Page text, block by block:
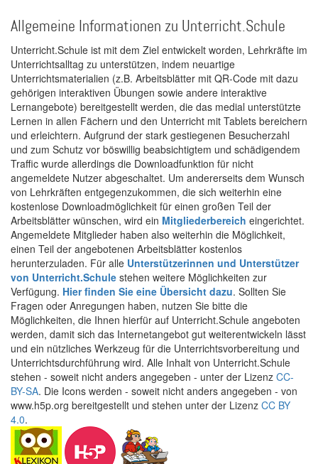
Allgemeine Informationen zu Unterricht.Schule
Unterricht.Schule ist mit dem Ziel entwickelt worden, Lehrkräfte im
Unterrichtsalltag zu unterstützen, indem neuartige
Unterrichtsmaterialien (z.B. Arbeitsblätter mit QR-Code mit dazu
gehörigen interaktiven Übungen sowie andere interaktive
Lernangebote) bereitgestellt werden, die das medial unterstützte
Lernen in allen Fächern und den Unterricht mit Tablets bereichern
und erleichtern. Aufgrund der stark gestiegenen Besucherzahl
und zum Schutz vor böswillig beabsichtigtem und schädigendem
Traffic wurde allerdings die Downloadfunktion für nicht
angemeldete Nutzer abgeschaltet. Um andererseits dem Wunsch
von Lehrkräften entgegenzukommen, die sich weiterhin eine
kostenlose Downloadmöglichkeit für einen großen Teil der
Arbeitsblätter wünschen, wird ein Mitgliederbereich eingerichtet.
Angemeldete Mitglieder haben also weiterhin die Möglichkeit,
einen Teil der angebotenen Arbeitsblätter kostenlos
herunterzuladen. Für alle Unterstützerinnen und Unterstützer
von Unterricht.Schule stehen weitere Möglichkeiten zur
Verfügung. Hier finden Sie eine Übersicht dazu. Sollten Sie
Fragen oder Anregungen haben, nutzen Sie bitte die
Möglichkeiten, die Ihnen hierfür auf Unterricht.Schule angeboten
werden, damit sich das Internetangebot gut weiterentwickeln lässt
und ein nützliches Werkzeug für die Unterrichtsvorbereitung und
Unterrichtsdurchführung wird. Alle Inhalt von Unterricht.Schule
stehen - soweit nicht anders angegeben - unter der Lizenz CC-
BY-SA. Die Icons werden - soweit nicht anders angegeben - von
www.h5p.org bereitgestellt und stehen unter der Lizenz CC BY
4.0.